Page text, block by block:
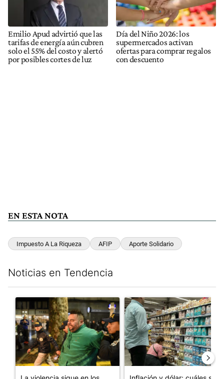
Emilio Apud advirtió que las
tarifas de energía aún cubren
solo el 55% del costo y alertó
por posibles cortes de luz
Día del Niño 2026: los
supermercados activan
ofertas para comprar regalos
con descuento
EN ESTA NOTA
Impuesto A La Riqueza AFIP Aporte Solidario
Noticias en Tendencia
Un artículo de tendencia con el título "La violencia sigue en
Un artículo de tendencia con